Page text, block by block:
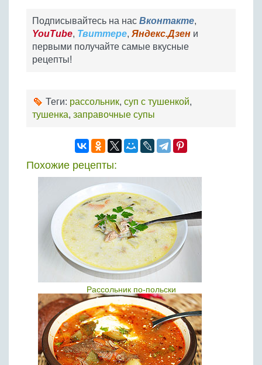
Подписывайтесь на нас Вконтакте,
YouTube, Твиттере, Яндекс.Дзен и
первыми получайте самые вкусные
рецепты!
Теги: рассольник, суп с тушенкой,
тушенка, заправочные супы
Похожие рецепты:
Рассольник по-польски